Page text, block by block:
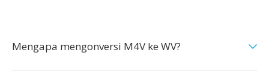
Mengapa mengonversi M4V ke WV?